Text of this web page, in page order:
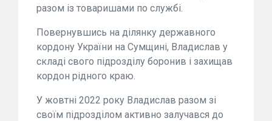
разом із товаришами по службі.
Повернувшись на ділянку державного
кордону України на Сумщині, Владислав у
складі свого підрозділу боронив і захищав
кордон рідного краю.
У жовтні 2022 року Владислав разом зі
своїм підрозділом активно залучався до